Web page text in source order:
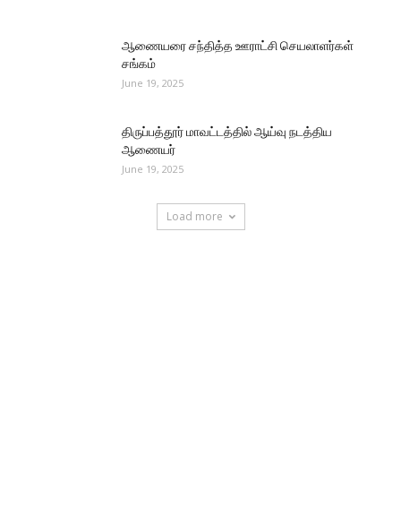
ஆணையரை சந்தித்த ஊராட்சி செயலாளர்கள்
சங்கம்
June 19, 2025
திருப்பத்தூர் மாவட்டத்தில் ஆய்வு நடத்திய
ஆணையர்
June 19, 2025
Load more